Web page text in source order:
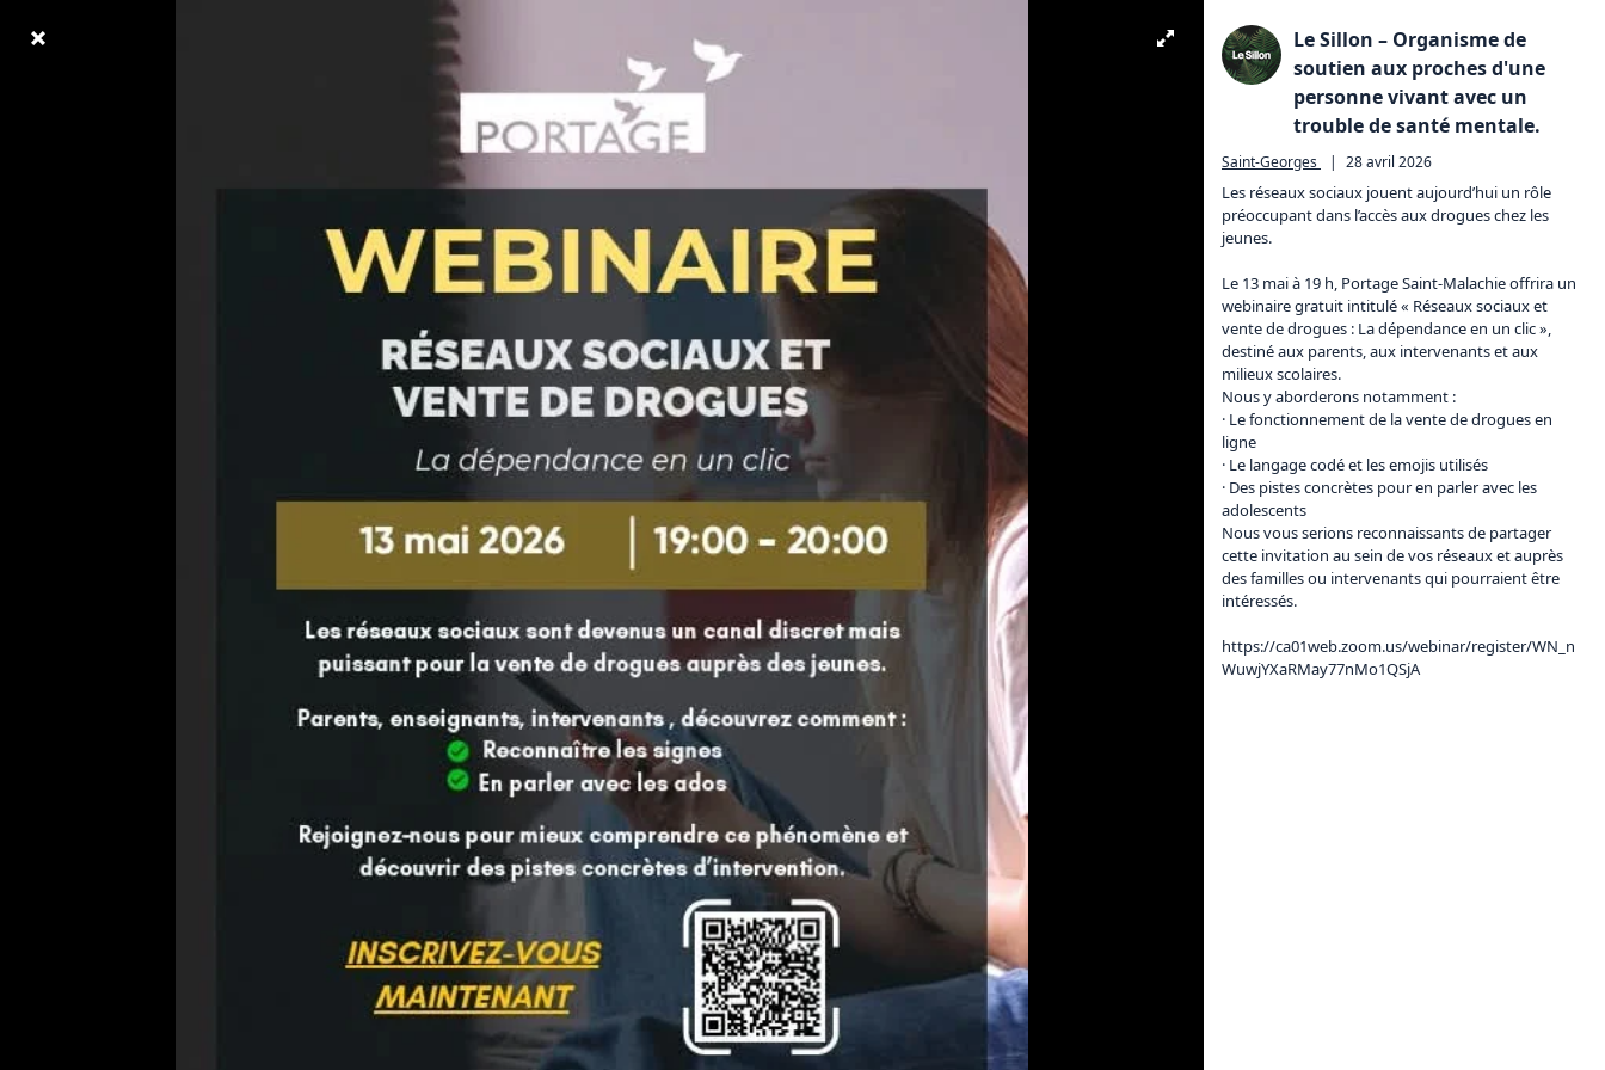
Le Sillon – Organisme de
soutien aux proches d'une
personne vivant avec un
trouble de santé mentale.
Saint-Georges | 28 avril 2026
Les réseaux sociaux jouent aujourd’hui un rôle
préoccupant dans l’accès aux drogues chez les
jeunes.
Le 13 mai à 19 h, Portage Saint-Malachie offrira un
webinaire gratuit intitulé « Réseaux sociaux et
vente de drogues : La dépendance en un clic »,
destiné aux parents, aux intervenants et aux
milieux scolaires.
Nous y aborderons notamment :
· Le fonctionnement de la vente de drogues en
ligne
· Le langage codé et les emojis utilisés
· Des pistes concrètes pour en parler avec les
adolescents
Nous vous serions reconnaissants de partager
cette invitation au sein de vos réseaux et auprès
des familles ou intervenants qui pourraient être
intéressés.
https://ca01web.zoom.us/webinar/register/WN_n
WuwjYXaRMay77nMo1QSjA